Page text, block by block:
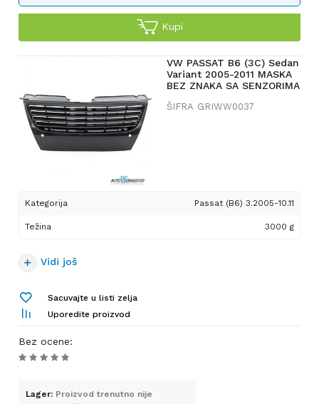
Kupi
VW PASSAT B6 (3C) Sedan
Variant 2005-2011 MASKA
BEZ ZNAKA SA SENZORIMA
ŠIFRA GRIWW0037
Kategorija Passat (B6) 3.2005-10.11
Težina 3000 g
Vidi još
Sacuvajte u listi zelja
Uporedite proizvod
Bez ocene:
Lager: Proizvod trenutno nije